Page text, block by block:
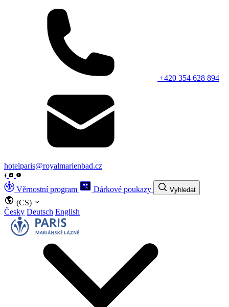
+420 354 628 894
hotelparis@royalmarienbad.cz
Věrnostní program Dárkové poukazy Vyhledat
(CS)
Česky Deutsch English